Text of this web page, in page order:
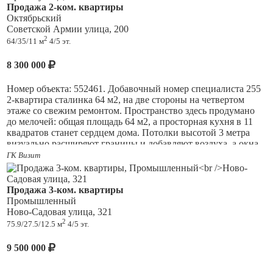
соседи. Дом во дворе, очень тихо, ухоженная придомовая
территория. Район с развитой инфраструктурой
супермаркеты, во дворе школа, два детских сада, транспорт
рядом. ТРКЦ Аврора в 10 минутах шагом. Квартира
аренду район востребован. Полная сумма в договоре, без
долгов и обременений! Звоните покажем в удобное время!
профессиональной деятельности риэлтора застрахована ОА
АльфаСтрахование.
Продажа 2-ком. квартиры
Октябрьский
Советской Армии улица, 200
64/35/11 м2 4/5 эт.
8 300 000
Номер объекта: 552461. Добавочный номер специалиста 255
2-квартира сталинка 64 м2, на две стороны на четвертом
этаже со свежим ремонтом. Пространство здесь продумано
до мелочей: общая площадь 64 м2, а просторная кухня в 11
квадратов станет сердцем дома. Потолки высотой 3 метра
визуально расширяют границы и добавляют воздуха, а окна
выходят на две стороны, наполняя комнаты естественным
светом с утра до вечера. На данный момент в квартире
выполнен свежий современный ремонт, который полностью
готов к вашему переезду, но при этом кухня оставлена под
ремонт, давая вам свободу воплотить собственные
дизайнерские идеи. Это идеальное решение для молодой
семьи или пары, которая хочет создать уникальное
невероятно развитом районе, где все необходимое находится
в шаговой доступности. Для семей с детьми здесь настоящий
ГК Визит
Продажа 3-ком. квартиры
Промышленный
Ново-Садовая улица, 321
75.9/27.5/12.5 м2 4/5 эт.
9 500 000